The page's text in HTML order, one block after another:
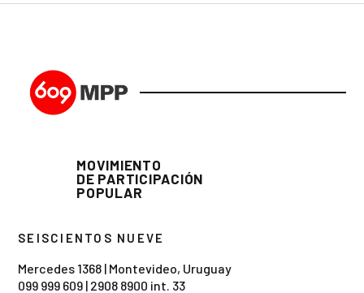
MOVIMIENTO
DE PARTICIPACIÓN
POPULAR
SEISCIENTOS NUEVE
Mercedes 1368 | Montevideo, Uruguay
099 999 609 | 2908 8900 int. 33